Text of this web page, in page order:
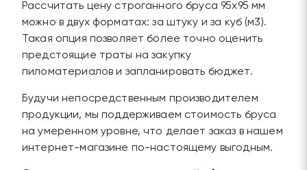
Рассчитать цену строганного бруса 95х95 мм
можно в двух форматах: за штуку и за куб (м3).
Такая опция позволяет более точно оценить
предстоящие траты на закупку
пиломатериалов и запланировать бюджет.
Будучи непосредственным производителем
продукции, мы поддерживаем стоимость бруса
на умеренном уровне, что делает заказ в нашем
интернет-магазине по-настоящему выгодным.